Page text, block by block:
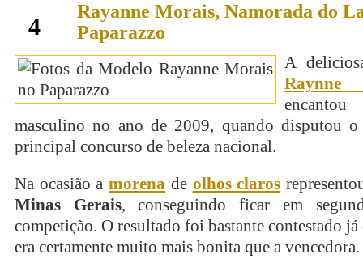
4
Rayanne Morais, Namorada do
Paparazzo
A
masculino no ano de 2009, quando disputou
principal concurso de beleza nacional.
Na ocasião amorena de olhos claros
Minas Gerais, conseguindo ficar em
competição. O resultado foi bastante contestado já
era certamente muito mais bonita que a vencedora.